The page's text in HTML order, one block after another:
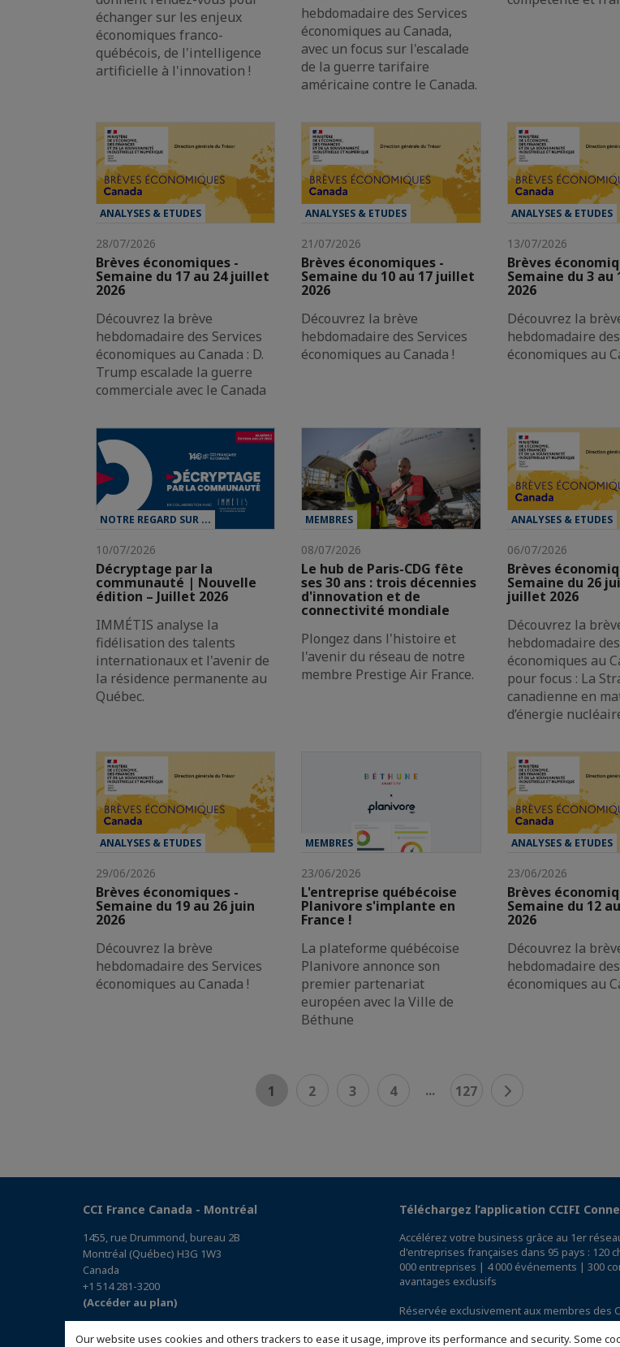
Our website uses cookies and others trackers to ease it usage, improve its performance and security. Some
échanger sur les enjeux
économiques franco-
québécois, de l'intelligence
artificielle à l'innovation !
hebdomadaire des Services
économiques au Canada,
avec un focus sur l'escalade
de la guerre tarifaire
américaine contre le Canada.
ANALYSES & ETUDES
28/07/2026
Brèves économiques -
Semaine du 17 au 24 juillet
2026
Découvrez la brève
hebdomadaire des Services
économiques au Canada : D.
Trump escalade la guerre
commerciale avec le Canada
ANALYSES & ETUDES
21/07/2026
Brèves économiques -
Semaine du 10 au 17 juillet
2026
Découvrez la brève
hebdomadaire des Services
économiques au Canada !
ANALYSES & ETUDES
13/07/2026
Brèves
Semaine du 3
2026
Découvrez la
hebdomadaire
économiques au
NOTRE REGARD SUR ...
10/07/2026
Décryptage par la
communauté | Nouvelle
édition – Juillet 2026
IMMÉTIS analyse la
fidélisation des talents
internationaux et l'avenir de
la résidence permanente au
Québec.
MEMBRES
08/07/2026
Le hub de Paris-CDG fête
ses 30 ans : trois décennies
d'innovation et de
connectivité mondiale
Plongez dans l'histoire et
l'avenir du réseau de notre
membre Prestige Air France.
ANALYSES & ETUDES
06/07/2026
Brèves
Semaine du 26
juillet 2026
Découvrez la
hebdomadaire
économiques au
pour focus : La
canadienne en
d’énergie
ANALYSES & ETUDES
29/06/2026
Brèves économiques -
Semaine du 19 au 26 juin
2026
Découvrez la brève
hebdomadaire des Services
économiques au Canada !
MEMBRES
23/06/2026
L'entreprise québécoise
Planivore s'implante en
France !
La plateforme québécoise
Planivore annonce son
premier partenariat
européen avec la Ville de
Béthune
ANALYSES & ETUDES
23/06/2026
Brèves
Semaine du 12
2026
Découvrez la
hebdomadaire
économiques au
1 2 3 4 ... 127
CCI France Canada - Montréal
1455, rue Drummond, bureau 2B
Montréal (Québec) H3G 1W3
Canada
+1 514 281-3200
(Accéder au plan)
Téléchargez l’application CCIFI
Accélérez votre business grâce au 1er
d'entreprises françaises dans 95 pays : 120
000 entreprises | 4 000 événements | 300
avantages exclusifs
Réservée exclusivement aux membres des
à l'International,découvrez l'app CCIFI